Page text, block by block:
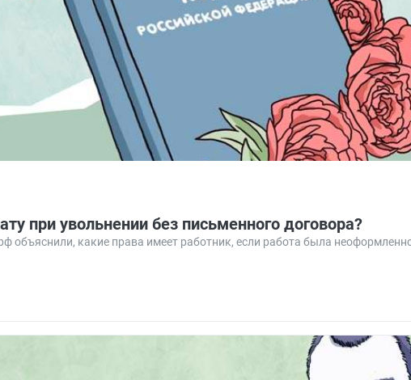
при увольнении без письменного договора?
объяснили, какие права имеет работник, если работа была